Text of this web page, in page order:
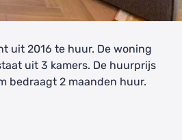
uit 2016 te huur. De woning
uit 3 kamers. De huurprijs
bedraagt 2 maanden huur.